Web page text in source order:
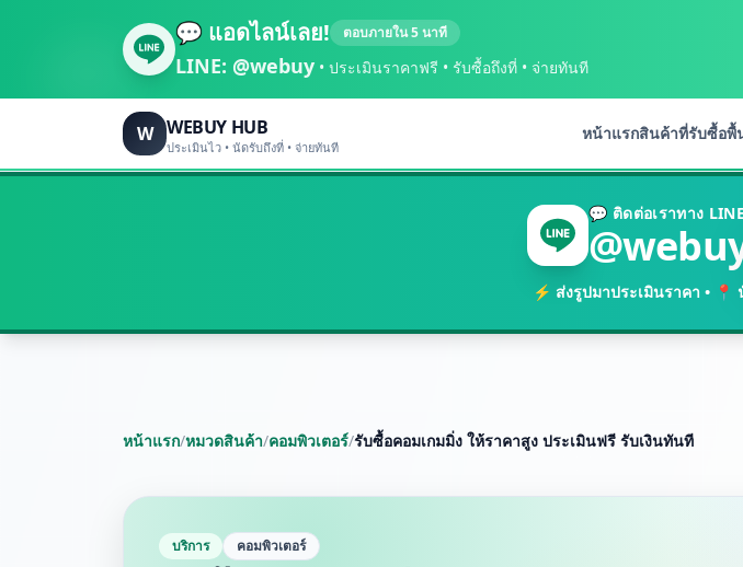
💬 แอดไลน์เลย! ตอบภายใน 5 นาที
LINE: @webuy • ประเมินราคาฟรี • รับซื้อถึงที่ • จ่ายทันที
W WEBUY HUB
ประเมินไว • นัดรับถึงที่ • จ่ายทันที
หน้าแรกสินค้าที่รับซื้อพื้
💬 ติดต่อเราทาง LINE
⚡ ส่งรูปมาประเมินราคา •
หน้าแรก/หมวดสินค้า/คอมพิวเตอร์/รับซื้อคอมเกมมิ่ง ให้ราคาสูง ประเมินฟรี รับเงินทันที
บริการ คอมพิวเตอร์